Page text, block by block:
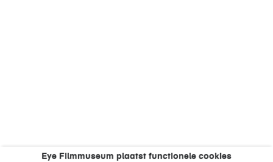
Eye Filmmuseum plaatst functionele cookies